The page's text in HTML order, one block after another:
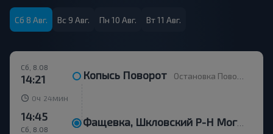
Сб 8 Авг. Вс 9 Авг. Пн 10 Авг. Вт 11 Авг.
Сб, 8.08
14:21 Копысь Поворот Остановка Поворот на Копысь
0ч 24 мин
Сб, 8.08
14:45 Фащевка, Шкловский Р-Н Могилевская Обл. Беларусь